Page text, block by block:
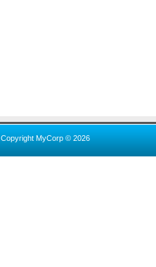
Copyright MyCorp © 2026